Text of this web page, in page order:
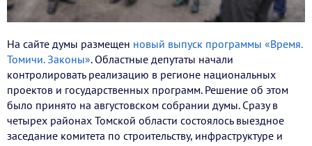
На сайте думы размещен новый выпуск программы «Время.
Томичи. Законы». Областные депутаты начали
контролировать реализацию в регионе национальных
проектов и государственных программ. Решение об этом
было принято на августовском собрании думы. Сразу в
четырех районах Томской области состоялось выездное
заседание комитета по строительству, инфраструктуре и